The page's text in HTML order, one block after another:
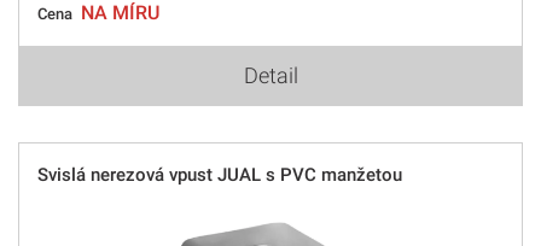
Cena NA MÍRU
Detail
Svislá nerezová vpust JUAL s PVC manžetou